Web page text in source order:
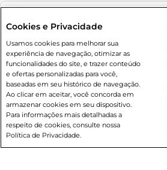
Rio de Janeiro (RJ) Goiás (GO)
Ou
Caso queira comprar online, informe
suas compras:
Entrega em casa
Adolescente). Preços e condições
prévio. O valor mínimo para as
80,00.
© 2026 Copyright. Todos
reservados
Cookies e Privacidade
Usamos cookies para melhorar sua
experiência de navegação, otimizar as
funcionalidades do site, e trazer conteúdo
e ofertas personalizadas para você,
baseadas em seu histórico de navegação.
Ao clicar em aceitar, você concorda em
armazenar cookies em seu dispositivo.
Para informações mais detalhadas a
respeito de cookies, consulte nossa
Política de Privacidade.